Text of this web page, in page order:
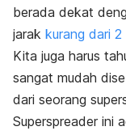
berada dekat
jarak kurang dari 2
Kita juga harus
sangat mudah
dari seorang
Superspreader ini